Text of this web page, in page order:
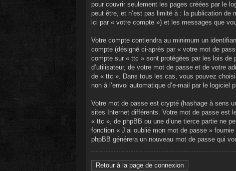
pour couvrir seulement les pages créées par le
peut être, et n’est pas limité à : la publication de
ici par « votre compte ») et les messages que
Votre compte contiendra au minimum un
compte (désigné ci-après par « votre mot de
compte sur « ttc » sont protégées par les lois de
d’utilisateur, de votre mot de passe et de votre
de « ttc ». Dans tous les cas, vous pouvez
non à l’envoi automatique d’e-mail par le logiciel
Votre mot de passe est crypté (hashage à sens
sites Internet différents. Votre mot de passe est
« ttc », de phpBB ou une d’une tierce partie ne
fonction « J’ai oublié mon mot de passe »
phpBB générera un nouveau mot de passe qui
Retour à la page de connexion